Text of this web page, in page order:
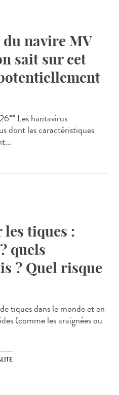
navire MV
sait sur cet
Les hantavirus
dont les caractéristiques
tiques :
quels
? Quel risque
tiques dans le monde et en
(comme les araignées ou